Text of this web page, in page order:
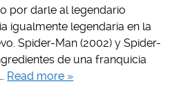
por darle al legendario
igualmente legendaria en la
Spider-Man (2002) y Spider-
de una franquicia
Read more »